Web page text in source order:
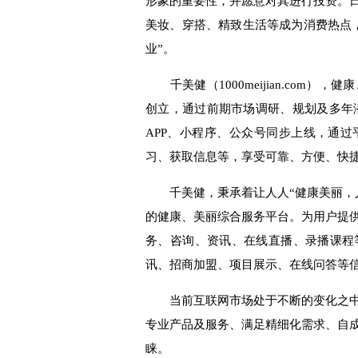
美妆、穿搭、精致生活等成为消费热点
业”。
千美健 （1000meijian.com）， 健康
创 立 ，通过前期市场调研 规划 及 多年
APP 、小程序、公众号同步上线 ，通
习、 获取信息等 ，享受可靠、方便、快
千美健 ，秉承着让人人“健康美丽
的健康
美丽综合服务平台。为用户提
务、 咨询、资讯、在线直播
录播课程
讯、招商加盟、项目展示、在线问答等
当前互联网市场处于不断的变化之
专业产品及服务、满足精细化需求、自
睐。